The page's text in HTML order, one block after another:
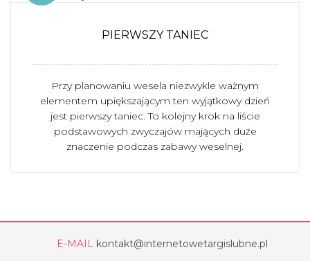
PIERWSZY TANIEC
Przy planowaniu wesela niezwykle ważnym
elementem upiększającym ten wyjątkowy dzień
jest pierwszy taniec. To kolejny krok na liście
podstawowych zwyczajów mających duże
znaczenie podczas zabawy weselnej.
E-MAIL kontakt@internetowetargislubne.pl